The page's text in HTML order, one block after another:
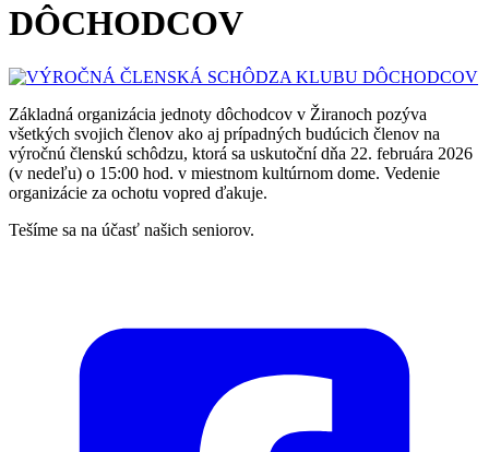
DÔCHODCOV
Základná organizácia jednoty dôchodcov v Žiranoch pozýva
všetkých svojich členov ako aj prípadných budúcich členov na
výročnú členskú schôdzu, ktorá sa uskutoční dňa 22. februára 2026
(v nedeľu) o 15:00 hod. v miestnom kultúrnom dome. Vedenie
organizácie za ochotu vopred ďakuje.
Tešíme sa na účasť našich seniorov.